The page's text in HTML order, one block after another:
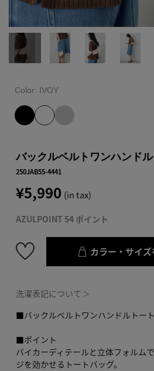
Color: IVOY
バックルベルトワンハンド
250JAB55-4441
¥5,990 (in tax)
AZULPOINT 54 ポイント
カラー・サイ
洗濯表記について ＞
■バックルベルトワンハンドルトー
■ポイント
バイカーディテールと立体フォルム
ジを効かせるトートバッグ。